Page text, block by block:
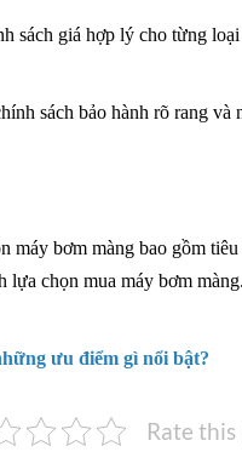
sách giá hợp lý cho từng
sách bảo hành rõ rang và
máy bơm màng bao gồm
chọn mua máy bơm
ưu điểm gì nổi bật?
Rate this